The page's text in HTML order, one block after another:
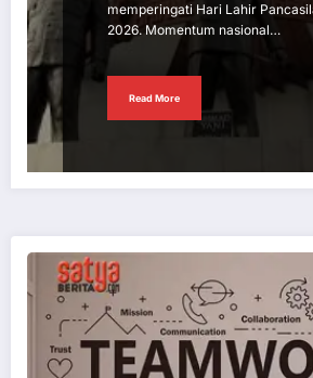
memperingati Hari Lahir
2026. Momentum nasional…
Read More